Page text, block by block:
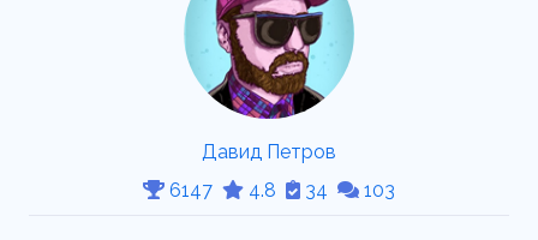
Давид Петров
6147
4.8 34 103